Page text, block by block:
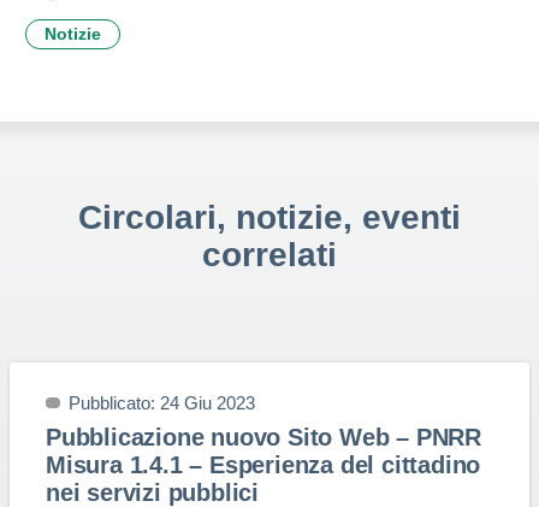
Notizie
Circolari, notizie, eventi
correlati
Pubblicato: 24 Giu 2023
Pubblicazione nuovo Sito Web – PNRR
Misura 1.4.1 – Esperienza del cittadino
nei servizi pubblici